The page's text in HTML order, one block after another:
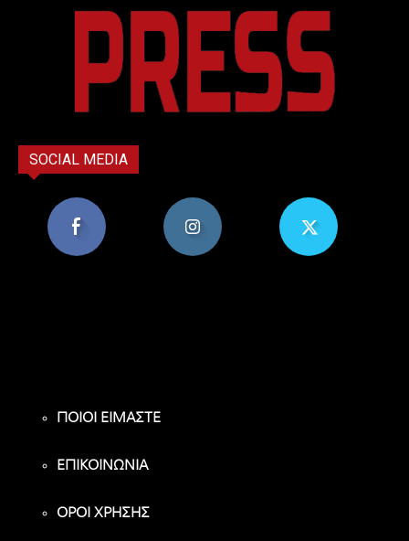
SOCIAL MEDIA
ΠΟΙΟΙ ΕΙΜΑΣΤΕ
ΕΠΙΚΟΙΝΩΝΙΑ
ΟΡΟΙ ΧΡΗΣΗΣ